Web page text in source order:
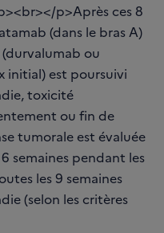
p>Après ces 8
(dans le bras A)
ou
initial) est poursuivi
toxicité
ou fin de
tumorale est évaluée
semaines pendant les
les 9 semaines
(selon les critères